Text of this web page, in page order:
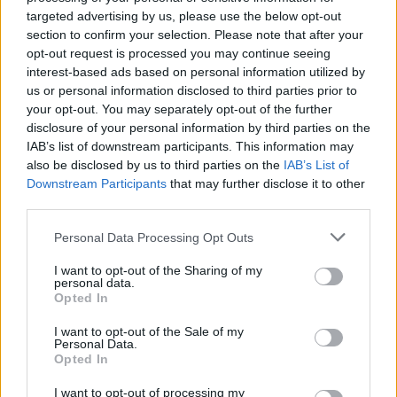
targeted advertising by us, please use the below opt-out
section to confirm your selection. Please note that after your
opt-out request is processed you may continue seeing
interest-based ads based on personal information utilized by
us or personal information disclosed to third parties prior to
your opt-out. You may separately opt-out of the further
disclosure of your personal information by third parties on the
IAB’s list of downstream participants. This information may
also be disclosed by us to third parties on the IAB’s List of
Downstream Participants that may further disclose it to other
Personal Data Processing Opt Outs
I want to opt-out of the Sharing of my
personal data.
Opted In
I want to opt-out of the Sale of my
Personal Data.
Opted In
I want to opt-out of processing my
Fraser begint aan nieuwe uitdaging: oud-
Feyenoorder tekent als bondscoach
Kan Givairo Read de duurste verdediger ooit van
Feyenoord worden? Deze records liggen binnen
bereik
Van Bronckhorst voert druk op: Feyenoord wil op
deze twee posities nog versterken
Sauer naar Stuttgart bijna rond
Feyenoord zet deur open voor miljoenen: Ueda
en Hadj Moussa mogen vertrekken
Feyenoord sluit voorbereiding bijna af: dit staat
er nog op het programma
Shaqueel van Persie ontkracht geruchten over